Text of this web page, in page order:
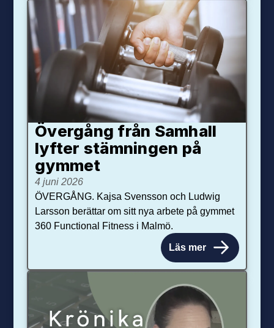
Övergång från Samhall
lyfter stämningen på
gymmet
4 juni 2026
ÖVERGÅNG. Kajsa Svensson och Ludwig
Larsson berättar om sitt nya arbete på gymmet
360 Functional Fitness i Malmö.
Läs mer